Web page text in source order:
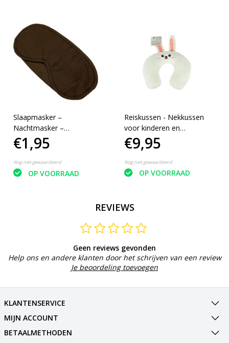
Slaapmasker –
Nachtmasker –
Oogmasker Slaap –
Mannen – Vrouwen –
Bruin – 1 Stuk
€1,95
Nog niet gewaardeerd
OP VOORRAAD
Reiskussen - Nekkussen
voor kinderen en
volwassenen - Konijn -
Wit - 33 cm
€9,95
Nog niet gewaardeerd
OP VOORRAAD
REVIEWS
Geen reviews gevonden
Help ons en andere klanten door het schrijven van een review
Je beoordeling toevoegen
KLANTENSERVICE
MIJN ACCOUNT
BETAALMETHODEN